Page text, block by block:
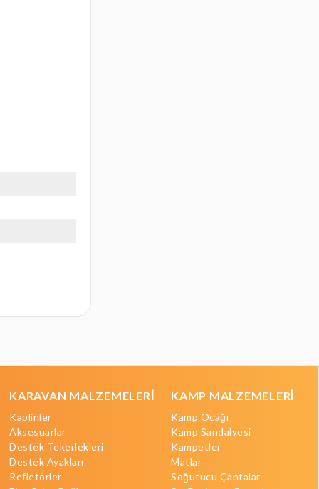
KARAVAN MALZEMELERİ
Kaplinler
Aksesuarlar
Destek Tekerlekleri
Destek Ayakları
Refletörler
KAMP MALZEMELERİ
Kamp Ocağı
Kamp Sandalyesi
Kampetler
Matlar
Soğutucu Çantalar